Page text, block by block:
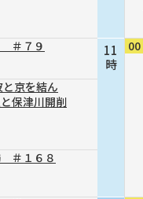
＃７９
京を結ん
保津川開削
＃１６８
11
時
00